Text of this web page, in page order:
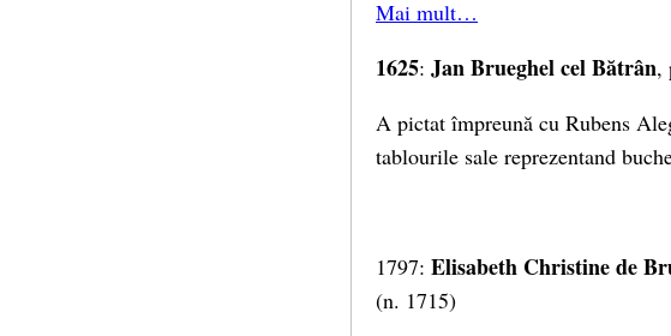
Mai mult…
1625: Jan Brueghel cel Bătrân,
A pictat împreună cu Rubens
tablourile sale reprezentand
1797: Elisabeth Christine de
(n. 1715)